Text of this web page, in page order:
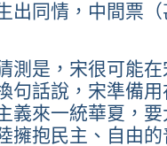
出同情，中間票
測是，宋很可能
句話說，宋準備
義來一統華夏，
擁抱民主、自由